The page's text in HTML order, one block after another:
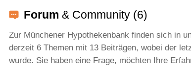
Forum & Community (6)
Zur Münchener Hypothekenbank finden sich in
derzeit 6 Themen mit 13 Beiträgen, wobei der
wurde. Sie haben eine Frage, möchten Ihre